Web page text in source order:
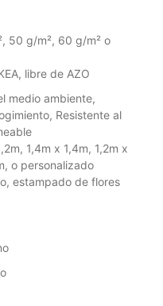
50 g/m², 60 g/m² o
libre de AZO
medio ambiente,
Resistente al
1,4m x 1,4m, 1,2m x
o personalizado
estampado de flores